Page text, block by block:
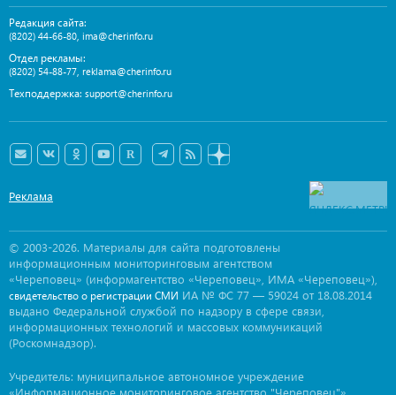
Редакция сайта:
(8202) 44-66-80 ima@cherinfo.ru
Отдел рекламы:
(8202) 54-88-77 reklama@cherinfo.ru
Техподдержка: support@cherinfo.ru
Реклама
© 2003-2026. Материалы для сайта подготовлены
информационным мониторинговым агентством
«Череповец» (информагентство «Череповец», ИМА «Череповец»),
свидетельство о регистрации СМИ ИА № ФС 77 — 59024 от 18.08.2014
выдано Федеральной службой по надзору в сфере связи,
информационных технологий и массовых коммуникаций
(Роскомнадзор).
Учредитель: муниципальное автономное учреждение
«Информационное мониторинговое агентство "Череповец"».